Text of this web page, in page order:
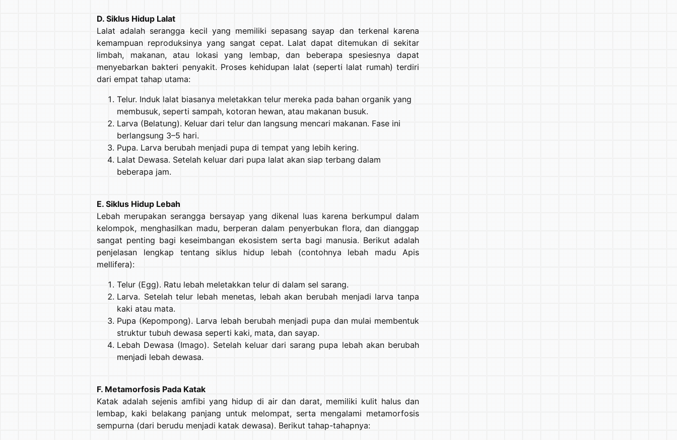
D. Siklus Hidup Lalat
Lalat adalah serangga kecil yang memiliki sepasang sayap dan terkenal karena
kemampuan reproduksinya yang sangat cepat. Lalat dapat ditemukan di sekitar
limbah, makanan, atau lokasi yang lembap, dan beberapa spesiesnya dapat
menyebarkan bakteri penyakit. Proses kehidupan lalat (seperti lalat rumah) terdiri
dari empat tahap utama:
Telur. Induk lalat biasanya meletakkan telur mereka pada bahan organik yang
membusuk, seperti sampah, kotoran hewan, atau makanan busuk.
Larva (Belatung). Keluar dari telur dan langsung mencari makanan. Fase ini
berlangsung 3–5 hari.
Pupa. Larva berubah menjadi pupa di tempat yang lebih kering.
Lalat Dewasa. Setelah keluar dari pupa lalat akan siap terbang dalam
beberapa jam.
E. Siklus Hidup Lebah
Lebah merupakan serangga bersayap yang dikenal luas karena berkumpul dalam
kelompok, menghasilkan madu, berperan dalam penyerbukan flora, dan dianggap
sangat penting bagi keseimbangan ekosistem serta bagi manusia. Berikut adalah
penjelasan lengkap tentang siklus hidup lebah (contohnya lebah madu Apis
mellifera):
Telur (Egg). Ratu lebah meletakkan telur di dalam sel sarang.
Larva. Setelah telur lebah menetas, lebah akan berubah menjadi larva tanpa
kaki atau mata.
Pupa (Kepompong). Larva lebah berubah menjadi pupa dan mulai membentuk
struktur tubuh dewasa seperti kaki, mata, dan sayap.
Lebah Dewasa (Imago). Setelah keluar dari sarang pupa lebah akan berubah
menjadi lebah dewasa.
F. Metamorfosis Pada Katak
Katak adalah sejenis amfibi yang hidup di air dan darat, memiliki kulit halus dan
lembap, kaki belakang panjang untuk melompat, serta mengalami metamorfosis
sempurna (dari berudu menjadi katak dewasa). Berikut tahap-tahapnya: